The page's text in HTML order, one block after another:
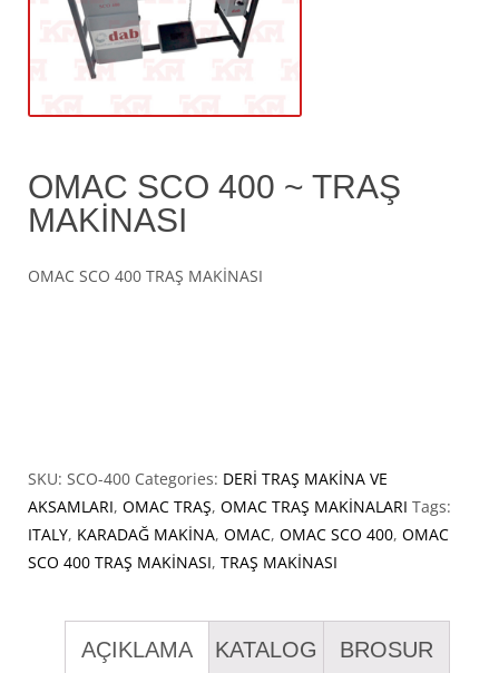
OMAC SCO 400 ~ TRAŞ
MAKİNASI
OMAC SCO 400 TRAŞ MAKİNASI
SKU: SCO-400 Categories: DERİ TRAŞ MAKİNA VE
AKSAMLARI, OMAC TRAŞ, OMAC TRAŞ MAKİNALARI Tags:
ITALY, KARADAĞ MAKİNA, OMAC, OMAC SCO 400, OMAC
SCO 400 TRAŞ MAKİNASI, TRAŞ MAKİNASI
AÇIKLAMA KATALOG BROSUR